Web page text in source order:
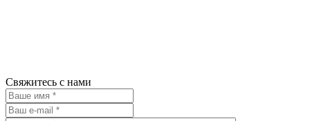
Свяжитесь с нами